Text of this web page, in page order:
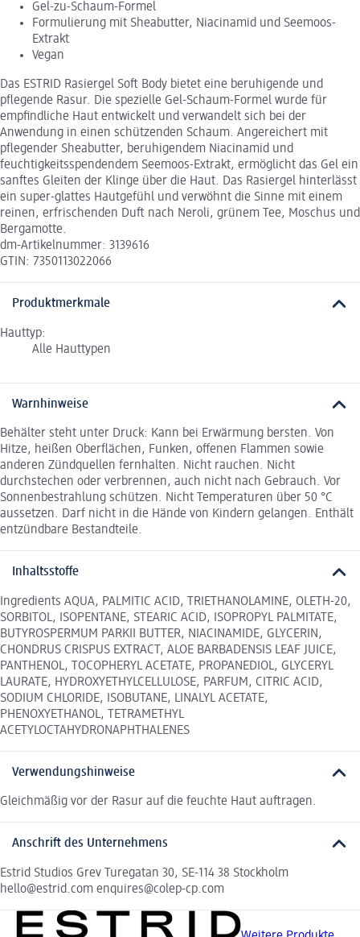
Gel-zu-Schaum-Formel
Formulierung mit Sheabutter, Niacinamid und Seemoos-
Extrakt
Vegan
Das ESTRID Rasiergel Soft Body bietet eine beruhigende und
pflegende Rasur. Die spezielle Gel-Schaum-Formel wurde für
empfindliche Haut entwickelt und verwandelt sich bei der
Anwendung in einen schützenden Schaum. Angereichert mit
pflegender Sheabutter, beruhigendem Niacinamid und
feuchtigkeitsspendendem Seemoos-Extrakt, ermöglicht das Gel ein
sanftes Gleiten der Klinge über die Haut. Das Rasiergel hinterlässt
ein super-glattes Hautgefühl und verwöhnt die Sinne mit einem
reinen, erfrischenden Duft nach Neroli, grünem Tee, Moschus und
Bergamotte.
dm-Artikelnummer: 3139616
GTIN: 7350113022066
Produktmerkmale
Hauttyp:
Alle Hauttypen
Warnhinweise
Behälter steht unter Druck: Kann bei Erwärmung bersten. Von
Hitze, heißen Oberflächen, Funken, offenen Flammen sowie
anderen Zündquellen fernhalten. Nicht rauchen. Nicht
durchstechen oder verbrennen, auch nicht nach Gebrauch. Vor
Sonnenbestrahlung schützen. Nicht Temperaturen über 50 °C
aussetzen. Darf nicht in die Hände von Kindern gelangen. Enthält
entzündbare Bestandteile.
Inhaltsstoffe
Ingredients AQUA, PALMITIC ACID, TRIETHANOLAMINE, OLETH-20,
SORBITOL, ISOPENTANE, STEARIC ACID, ISOPROPYL PALMITATE,
BUTYROSPERMUM PARKII BUTTER, NIACINAMIDE, GLYCERIN,
CHONDRUS CRISPUS EXTRACT, ALOE BARBADENSIS LEAF JUICE,
PANTHENOL, TOCOPHERYL ACETATE, PROPANEDIOL, GLYCERYL
LAURATE, HYDROXYETHYLCELLULOSE, PARFUM, CITRIC ACID,
SODIUM CHLORIDE, ISOBUTANE, LINALYL ACETATE,
PHENOXYETHANOL, TETRAMETHYL
ACETYLOCTAHYDRONAPHTHALENES
Verwendungshinweise
Gleichmäßig vor der Rasur auf die feuchte Haut auftragen.
Anschrift des Unternehmens
Estrid Studios Grev Turegatan 30, SE-114 38 Stockholm
hello@estrid.com enquires@colep-cp.com